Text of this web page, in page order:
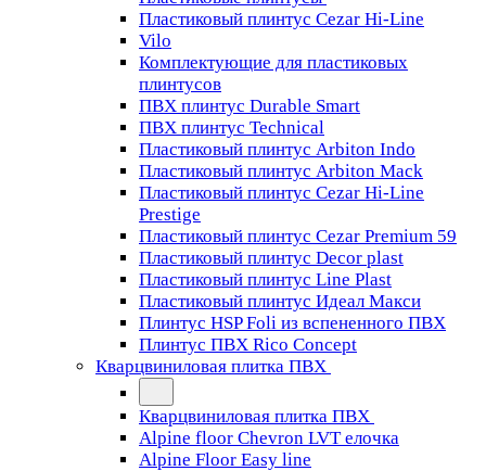
Пластиковый плинтус Cezar Hi-Line
Vilo
Комплектующие для пластиковых
плинтусов
ПВХ плинтус Durable Smart
ПВХ плинтус Technical
Пластиковый плинтус Arbiton Indo
Пластиковый плинтус Arbiton Mack
Пластиковый плинтус Cezar Hi-Line
Prestige
Пластиковый плинтус Cezar Premium 59
Пластиковый плинтус Decor plast
Пластиковый плинтус Line Plast
Пластиковый плинтус Идеал Макси
Плинтус HSP Foli из вспененного ПВХ
Плинтус ПВХ Rico Concept
Кварцвиниловая плитка ПВХ
Кварцвиниловая плитка ПВХ
Alpine floor Chevron LVT елочка
Alpine Floor Easy line